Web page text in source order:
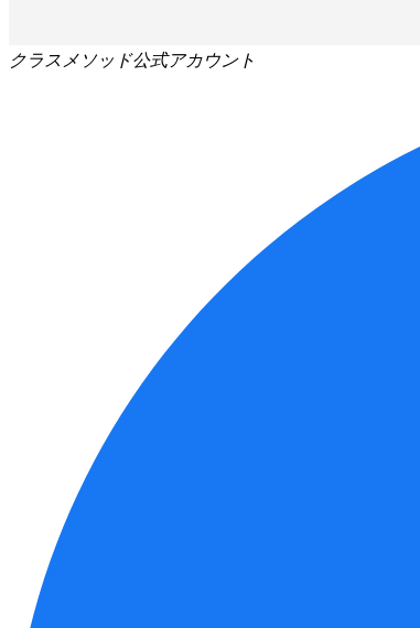
クラスメソッド公式アカウント